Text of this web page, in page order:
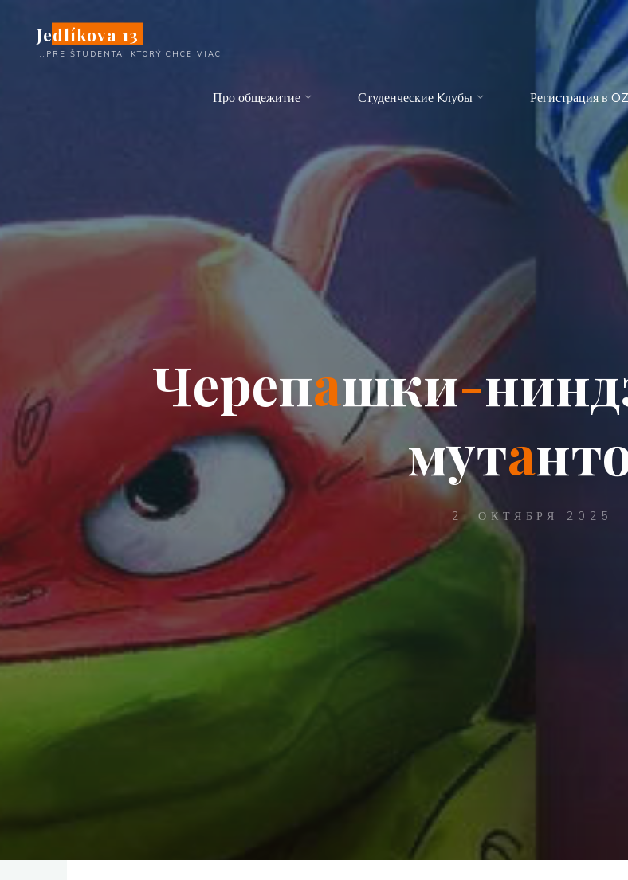
содержимому
Jedlíkova 13
...PRE ŠTUDENTA, KTORÝ CHCE VIAC
Про общежитие Студенческие Kлубы Регистрация в OZ
Черепашки-нинд
мутант
2. ОКТЯБРЯ 2025